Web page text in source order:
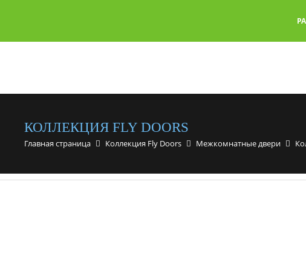
КОЛЛЕКЦИЯ FLY DOORS
Главная страница Коллекция Fly Doors Межкомнатные двери